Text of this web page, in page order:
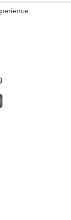
记录页面，分配一组
模板包括申请审查
写的表格，请添加表